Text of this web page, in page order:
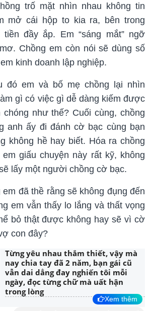
trố mặt nhìn nhau không tin
mở cái hộp to kia ra, bên trong
đầy ắp. Em “sáng mắt” ngỡ
Chồng em còn nói sẽ dùng số
kinh doanh lập nghiệp.
đó em và bố mẹ chồng lại nhìn
gì có việc gì dễ dàng kiếm được
chóng như thế? Cuối cùng, chồng
anh ấy đi đánh cờ bạc cùng bạn
không hề hay biết. Hóa ra chồng
giấu chuyện này rất kỹ, không
lấy một người chồng cờ bạc.
em đã thề rằng sẽ không đụng đến
em vẫn thấy lo lắng và thất vọng
bỏ thật được không hay sẽ vì cờ
con đây?
Từng yêu nhau thắm thiết, vậy mà
nay chia tay đã 2 năm, bạn gái cũ
vẫn dai dẳng đay nghiến tôi mỗi
ngày, đọc từng chữ mà uất hận
trong lòng
Xem thêm